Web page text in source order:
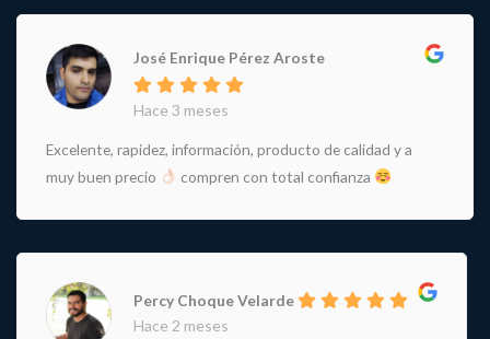
José Enrique Pérez Aroste
Hace 3 meses
Excelente, rapidez, información, producto de calidad y a
muy buen precio
compren con total confianza
Percy Choque Velarde
Hace 2 meses